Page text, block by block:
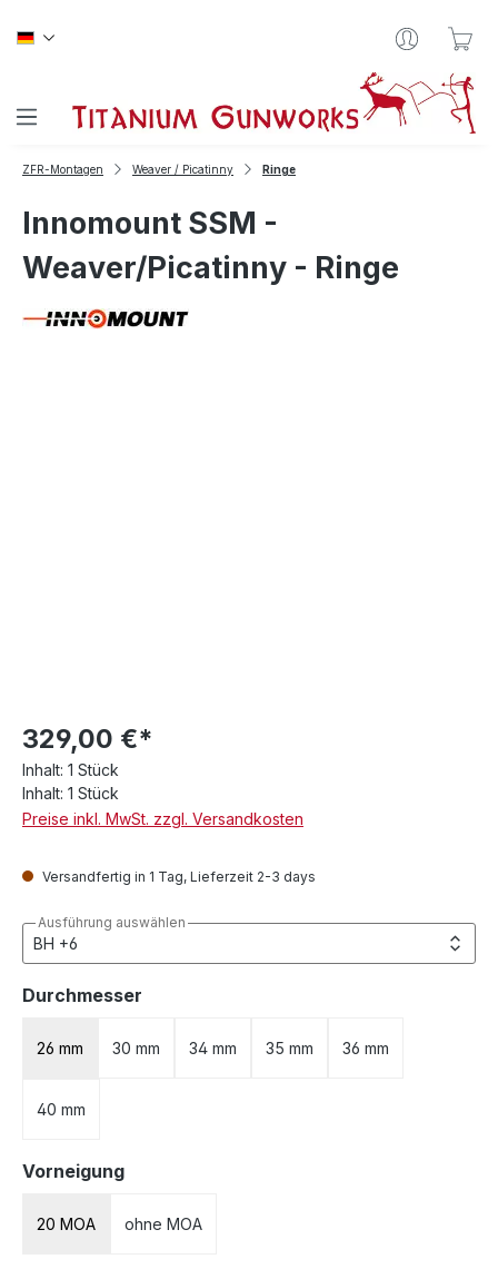
ZFR-Montagen Weaver / Picatinny Ringe
Innomount SSM -
Weaver/Picatinny - Ringe
329,00 €*
Inhalt: 1 Stück
Inhalt: 1 Stück
Preise inkl. MwSt. zzgl. Versandkosten
Versandfertig in 1 Tag, Lieferzeit 2-3 days
Ausführung auswählen
Durchmesser
26 mm 30 mm 34 mm 35 mm 36 mm
40 mm
Vorneigungauswählen
20 MOA ohne MOA